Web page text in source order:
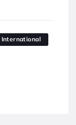
International